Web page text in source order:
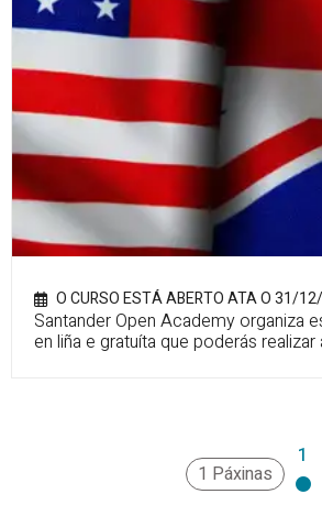
O CURSO ESTÁ ABERTO ATA O 31/
Santander Open Academyorganiza
en liña e gratuíta que poderás
1 Páxinas
1